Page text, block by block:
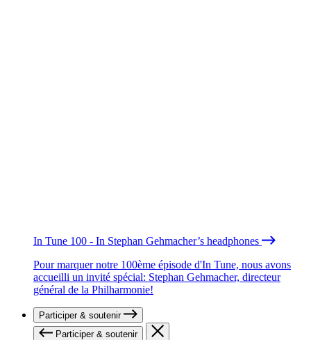
In Tune 100 - In Stephan Gehmacher’s headphones
Pour marquer notre 100ème épisode d'In Tune, nous avons
accueilli un invité spécial: Stephan Gehmacher, directeur
général de la Philharmonie!
Participer & soutenir
Participer & soutenir